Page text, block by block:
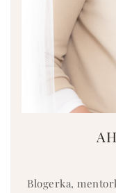
Blogerka,